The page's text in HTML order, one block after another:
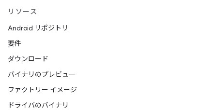
リソース
Android リポジトリ
要件
ダウンロード
バイナリのプレビュー
ファクトリー イメージ
ドライバのバイナリ